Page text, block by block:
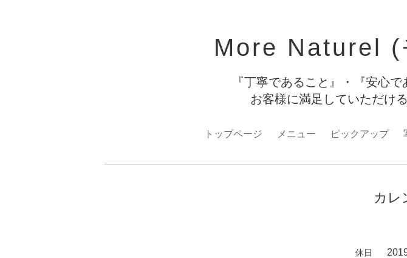
More Naturel (
『丁寧であること』・『安心
お客様に満足していただけ
トップページ メニュー ピックアップ
カレ
休日